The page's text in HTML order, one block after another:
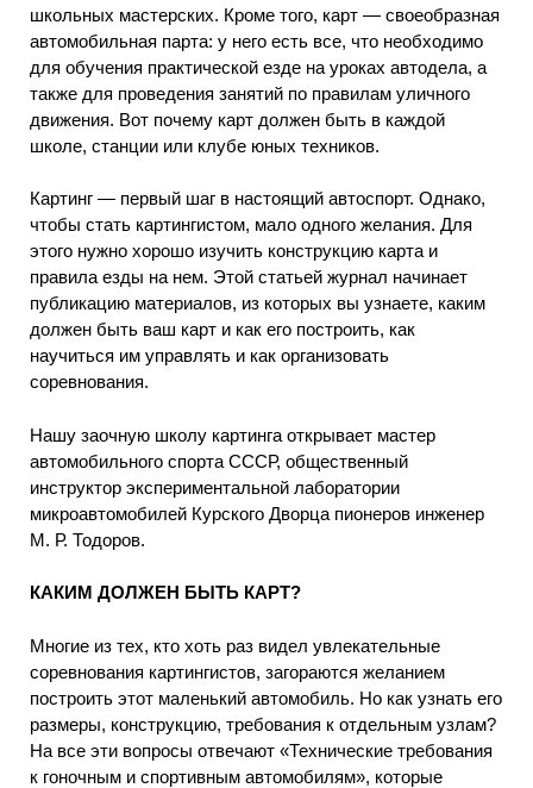
школьных мастерских. Кроме того, карт — своеобразная
автомобильная парта: у него есть все, что необходимо
для обучения практической езде на уроках автодела, а
также для проведения занятий по правилам уличного
движения. Вот почему карт должен быть в каждой
школе, станции или клубе юных техников.
Картинг — первый шаг в настоящий автоспорт. Однако,
чтобы стать картингистом, мало одного желания. Для
этого нужно хорошо изучить конструкцию карта и
правила езды на нем. Этой статьей журнал начинает
публикацию материалов, из которых вы узнаете, каким
должен быть ваш карт и как его построить, как
научиться им управлять и как организовать
соревнования.
Нашу заочную школу картинга открывает мастер
автомобильного спорта СССР, общественный
инструктор экспериментальной лаборатории
микроавтомобилей Курского Дворца пионеров инженер
М. Р. Тодоров.
КАКИМ ДОЛЖЕН БЫТЬ КАРТ?
Многие из тех, кто хоть раз видел увлекательные
соревнования картингистов, загораются желанием
построить этот маленький автомобиль. Но как узнать его
размеры, конструкцию, требования к отдельным узлам?
На все эти вопросы отвечают «Технические требования
к гоночным и спортивным автомобилям», которые